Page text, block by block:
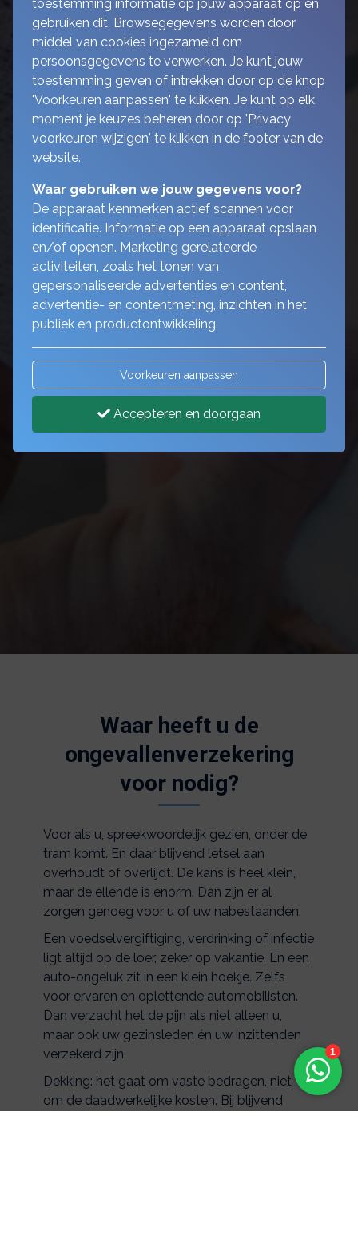
Maak een afspraak en kom langs
Waar heeft u de
ongevallenverzekering
voor nodig?
Voor als u, spreekwoordelijk gezien, onder de
tram komt. En daar blijvend letsel aan
overhoudt of overlijdt. De kans is heel klein,
maar de ellende is enorm. Dan zijn er al
zorgen genoeg voor u of uw nabestaanden.
Een voedselvergiftiging, verdrinking of infectie
ligt altijd op de loer, zeker op vakantie. En een
auto-ongeluk zit in een klein hoekje. Zelfs
voor ervaren en oplettende automobilisten.
Dan verzacht het de pijn als niet alleen u,
maar ook uw gezinsleden én uw inzittenden
verzekerd zijn.
Dekking: het gaat om vaste bedragen, niet
om de daadwerkelijke kosten. Bij blijvend
toestemming informatie op jouw apparaat op en
gebruiken dit. Browsegegevens worden door
middel van cookies ingezameld om
persoonsgegevens te verwerken. Je kunt jouw
toestemming geven of intrekken door op de knop
'Voorkeuren aanpassen' te klikken. Je kunt op elk
moment je keuzes beheren door op 'Privacy
voorkeuren wijzigen' te klikken in de footer van de
website.
Waar gebruiken we jouw gegevens voor?
De apparaat kenmerken actief scannen voor
identificatie. Informatie op een apparaat opslaan
en/of openen. Marketing gerelateerde
activiteiten, zoals het tonen van
gepersonaliseerde advertenties en content,
advertentie- en contentmeting, inzichten in het
publiek en productontwikkeling.
Voorkeuren aanpassen
Accepteren en doorgaan